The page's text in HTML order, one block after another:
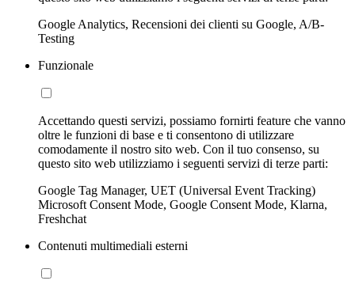
Google Analytics, Recensioni dei clienti su Google, A/B-
Testing
Funzionale
Accettando questi servizi, possiamo fornirti feature che vanno
oltre le funzioni di base e ti consentono di utilizzare
comodamente il nostro sito web. Con il tuo consenso, su
questo sito web utilizziamo i seguenti servizi di terze parti:
Google Tag Manager, UET (Universal Event Tracking)
Microsoft Consent Mode, Google Consent Mode, Klarna,
Freshchat
Contenuti multimediali esterni